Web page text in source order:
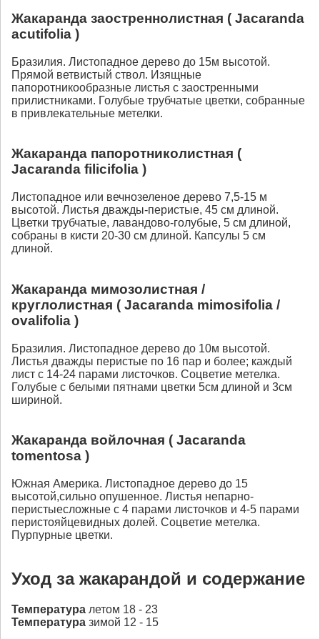
Жакаранда заостреннолистная ( Jacaranda
acutifolia )
Бразилия. Листопадное дерево до 15м высотой.
Прямой ветвистый ствол. Изящные
папоротникообразные листья с заостренными
прилистниками. Голубые трубчатые цветки, собранные
в привлекательные метелки.
Жакаранда папоротниколистная (
Jacaranda filicifolia )
Листопадное или вечнозеленое дерево 7,5-15 м
высотой. Листья дважды-перистые, 45 см длиной.
Цветки трубчатые, лавандово-голубые, 5 см длиной,
собраны в кисти 20-30 см длиной. Капсулы 5 см
длиной.
Жакаранда мимозолистная /
круглолистная ( Jacaranda mimosifolia /
ovalifolia )
Бразилия. Листопадное дерево до 10м высотой.
Листья дважды перистые по 16 пар и более; каждый
лист с 14-24 парами листочков. Соцветие метелка.
Голубые с белыми пятнами цветки 5см длиной и 3см
шириной.
Жакаранда войлочная ( Jacaranda
tomentosa )
Южная Америка. Листопадное дерево до 15
высотой,сильно опушенное. Листья непарно-
перистыесложные с 4 парами листочков и 4-5 парами
перистояйцевидных долей. Соцветие метелка.
Пурпурные цветки.
Уход за жакарандой и содержание
Температура летом 18 - 23
Температура зимой 12 - 15